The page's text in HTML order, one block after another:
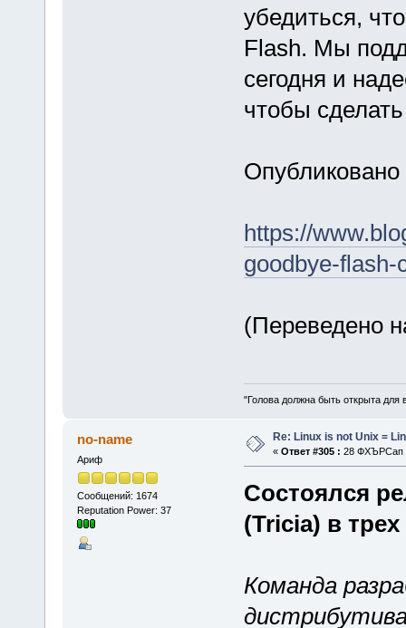
убедиться,
Flash. Мы
сегодня и
чтобы
https://
goodbye-flash-
(Переведено
"Голова должна быть открыта
no-name
Ариф
Сообщений: 1674
Reputation Power: 37
Re: Linux is not Unix =
« Ответ #305 : 28 ФХЪРСап
Состоялся
(Tricia) в
Команда